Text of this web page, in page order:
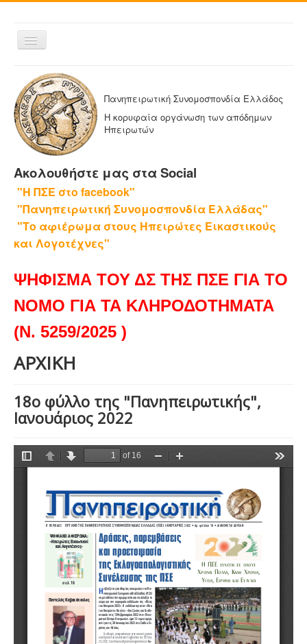
Εναλλαγή
πλοήγησης
ΑΡΧΙΚΗ
Η ΠΑΝΗΠΕΙΡΩΤΙΚΗ
ΔΕΛΤΙΑ ΤΥΠΟΥ
ΑΔΕΛΦΟΤΗΤΕΣ-ΟΜΟΣΠΟΝΔΙΕΣ
Η ΕΦΗΜΕΡΙΔΑ ΜΑΣ
ΕΦΗΜΕΡΙΔΕΣ ΑΔΕΛΦΟΤΗΤΩΝ
ΕΠΙΚΟΙΝΩΝΙΑ
Πανηπειρωτική Συνομοσπονδία Ελλάδος
Η κορυφαία οργάνωση των απόδημων
Ηπειρωτών
Ακολουθήστε μας στα Social
"Η ΠΣΕ στο facebook"
"Πανηπειρωτική Συνομοσπονδία Ελλάδας"
"Το αφιέρωμα στους Ηπειρώτες Εικαστικούς
και Λογοτέχνες"
ΨΗΦΙΣΜΑ ΤΟΥ ΔΣ ΤΗΣ ΠΣΕ ΓΙΑ ΤΟ
ΝΟΜΟ ΓΙΑ ΤΑ ΚΛΗΡΟΔΟΤΗΜΑΤΑ
(Ν. 5259/2025 )
ΑΡΧΙΚΗ
18ο φύλλο της "Πανηπειρωτικής",
Ιανουάριος 2022